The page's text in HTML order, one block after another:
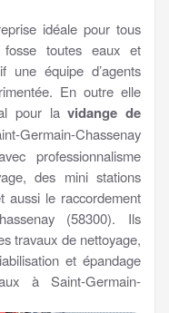
idéale pour tous
fosse toutes eaux et
équipe d’agents
En outre elle
pour lavidange de
Germain-Chassenay
professionnalisme
des mini stations
aussi le raccordement
(58300). Ils
travaux de nettoyage,
et épandage
à Saint-Germain-